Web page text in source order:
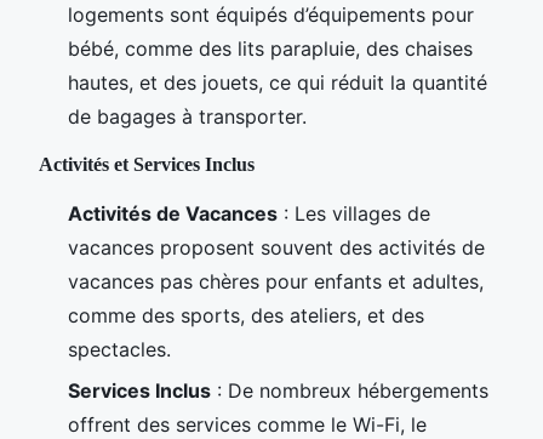
logements sont équipés d’équipements pour
bébé, comme des lits parapluie, des chaises
hautes, et des jouets, ce qui réduit la quantité
de bagages à transporter.
Activités et Services Inclus
Activités de Vacances : Les villages de
vacances proposent souvent des activités de
vacances pas chères pour enfants et adultes,
comme des sports, des ateliers, et des
spectacles.
Services Inclus : De nombreux hébergements
offrent des services comme le Wi-Fi, le